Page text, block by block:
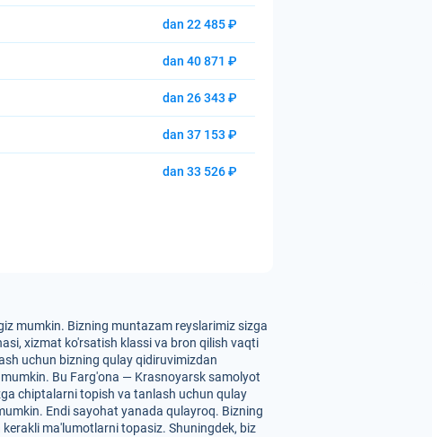
dan 22 485 ₽
dan 40 871 ₽
dan 26 343 ₽
dan 37 153 ₽
dan 33 526 ₽
mumkin. Bizning muntazam reyslarimiz sizga
xizmat ko'rsatish klassi va bron qilish vaqti
uchun bizning qulay qidiruvimizdan
Bu Farg'ona — Krasnoyarsk samolyot
chiptalarni topish va tanlash uchun qulay
Endi sayohat yanada qulayroq. Bizning
ma'lumotlarni topasiz. Shuningdek, biz